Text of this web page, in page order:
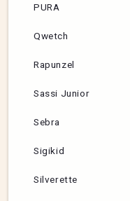
PURA
Qwetch
Rapunzel
Sassi Junior
Sebra
Sigikid
Silverette